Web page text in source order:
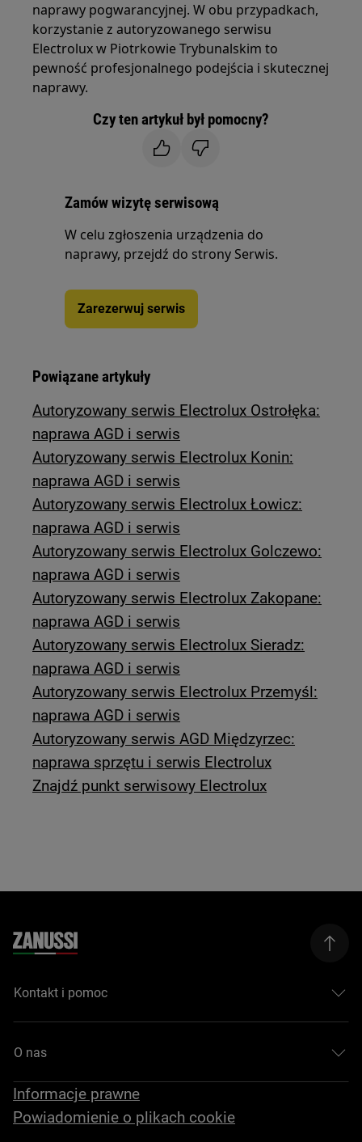
naprawy pogwarancyjnej. W obu przypadkach,
korzystanie z autoryzowanego serwisu
Electrolux w Piotrkowie Trybunalskim to
pewność profesjonalnego podejścia i skutecznej
naprawy.
Czy ten artykuł był pomocny?
Zamów wizytę serwisową
W celu zgłoszenia urządzenia do
naprawy, przejdź do strony Serwis.
Zarezerwuj serwis
Powiązane artykuły
Autoryzowany serwis Electrolux Ostrołęka:
naprawa AGD i serwis
Autoryzowany serwis Electrolux Konin:
naprawa AGD i serwis
Autoryzowany serwis Electrolux Łowicz:
naprawa AGD i serwis
Autoryzowany serwis Electrolux Golczewo:
naprawa AGD i serwis
Autoryzowany serwis Electrolux Zakopane:
naprawa AGD i serwis
Autoryzowany serwis Electrolux Sieradz:
naprawa AGD i serwis
Autoryzowany serwis Electrolux Przemyśl:
naprawa AGD i serwis
Autoryzowany serwis AGD Międzyrzec:
naprawa sprzętu i serwis Electrolux
Znajdź punkt serwisowy Electrolux
Kontakt i pomoc
O nas
Informacje prawne
Powiadomienie o plikach cookie